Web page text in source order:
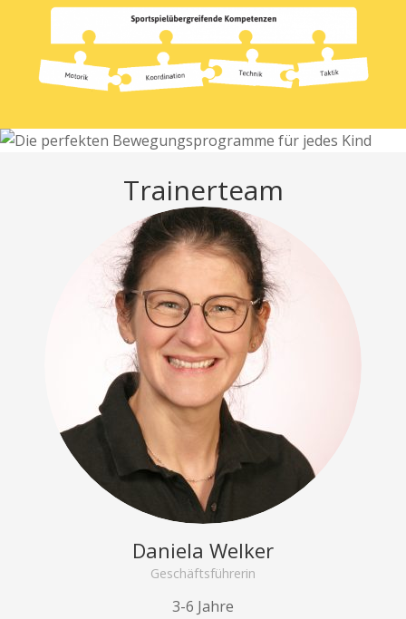
Trainerteam
Daniela Welker
Geschäftsführerin
3-6 Jahre